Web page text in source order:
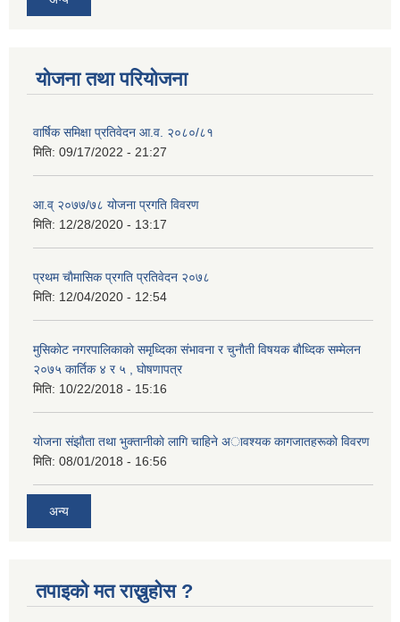
योजना तथा परियोजना
वार्षिक समिक्षा प्रतिवेदन आ.व. २०८०/८१
मिति: 09/17/2022 - 21:27
आ.व् २०७७/७८ योजना प्रगति विवरण
मिति: 12/28/2020 - 13:17
प्रथम चाैमासिक प्रगति प्रतिवेदन २०७८
मिति: 12/04/2020 - 12:54
मुसिकाेट नगरपालिकाकाे समृध्दिका संभावना र चुनाैती विषयक बाैध्दिक सम्मेलन
२०७५ कार्तिक ४ र ५ , घाेषणापत्र
मिति: 10/22/2018 - 15:16
याेजना संझाैता तथा भुक्तानीकाे लागि चाहिने अावश्यक कागजातहरूकाे विवरण
मिति: 08/01/2018 - 16:56
अन्य
तपाइको मत राख्नुहोस ?